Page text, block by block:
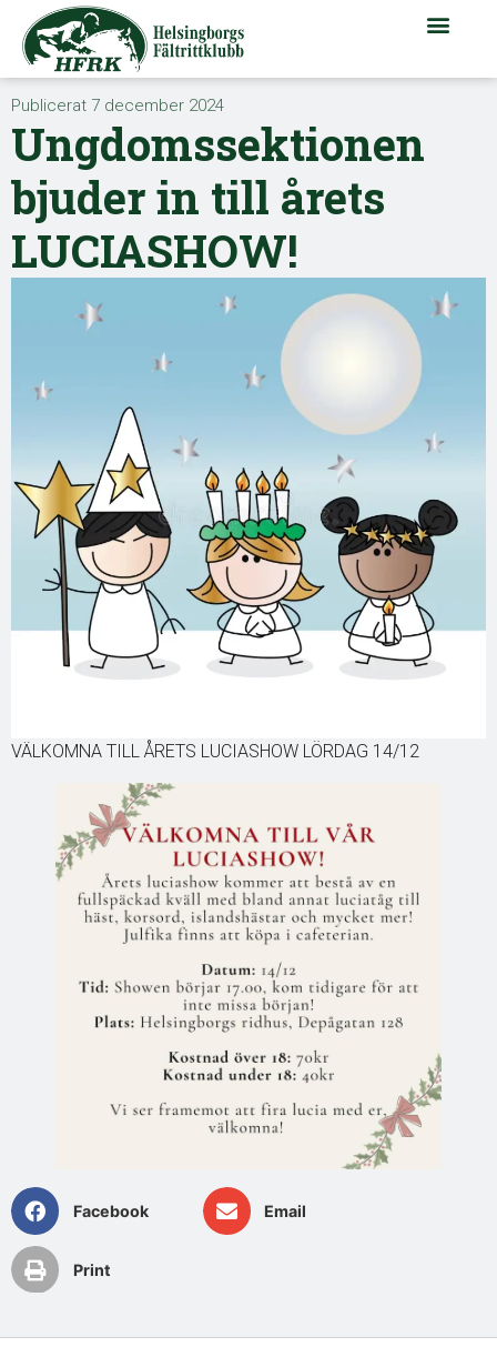
Publicerat 7 december 2024
Ungdomssektionen
bjuder in till årets
LUCIASHOW!
VÄLKOMNA TILL ÅRETS LUCIASHOW LÖRDAG 14/12
Facebook Email
Print